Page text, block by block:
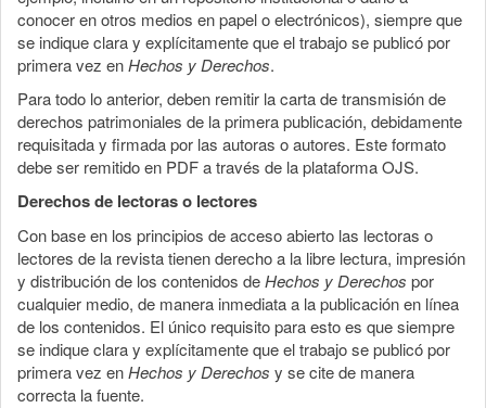
conocer en otros medios en papel o electrónicos), siempre que
se indique clara y explícitamente que el trabajo se publicó por
primera vez enHechos y Derechos.
Para todo lo anterior, deben remitir la carta de transmisión de
derechos patrimoniales de la primera publicación, debidamente
requisitada y firmada por las autoras o autores. Este formato
debe ser remitido en PDF a través de la plataforma OJS.
Derechos de lectoras o lectores
Con base en los principios de acceso abierto las lectoras o
lectores de la revista tienen derecho a la libre lectura, impresión
y distribución de los contenidos deHechos y Derechos por
cualquier medio, de manera inmediata a la publicación en línea
de los contenidos. El único requisito para esto es que siempre
se indique clara y explícitamente que el trabajo se publicó por
primera vez enHechos y Derechos y se cite de manera
correcta la fuente.